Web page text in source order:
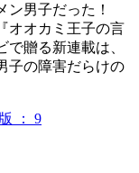
ン男子だった！
オオカミ王子の言
贈る新連載は、
子の障害だらけの